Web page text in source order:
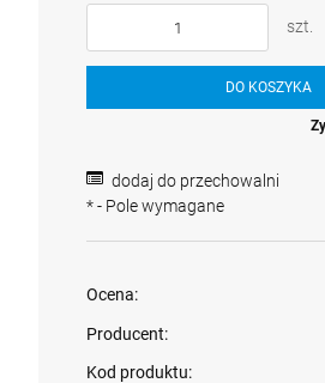
szt.
DO KOSZYKA
dodaj do przechowalni
*- Pole wymagane
Ocena:
Producent:
Kod produktu: